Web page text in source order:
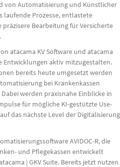
von Automatisierung und Künstlicher
laufende Prozesse, entlastete
Bearbeitung für Versicherte
atacama KV Software und atacama
Entwicklungen aktiv mitzugestalten.
bereits heute umgesetzt werden
bei Krankenkassen
werden praxisnahe Einblicke in
für mögliche KI-gestützte Use-
das nächste Level der Digitalisierung
AVIDOC-R, die
und Pflegekassen entwickelt
| GKV Suite. Bereits jetzt nutzen